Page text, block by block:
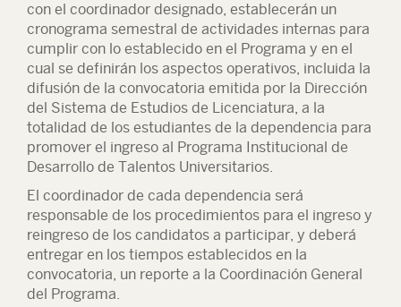
con el coordinador designado, establecerán un
cronograma semestral de actividades internas para
cumplir con lo establecido en el Programa y en el
cual se definirán los aspectos operativos, incluida la
difusión de la convocatoria emitida por la Dirección
del Sistema de Estudios de Licenciatura, a la
totalidad de los estudiantes de la dependencia para
promover el ingreso al Programa Institucional de
Desarrollo de Talentos Universitarios.
El coordinador de cada dependencia será
responsable de los procedimientos para el ingreso y
reingreso de los candidatos a participar, y deberá
entregar en los tiempos establecidos en la
convocatoria, un reporte a la Coordinación General
del Programa.